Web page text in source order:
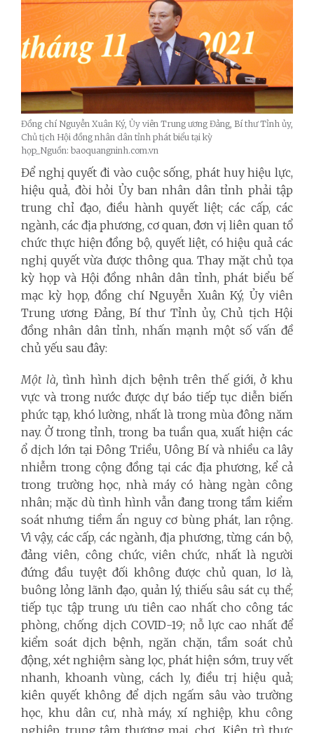
Đồng chí Nguyễn Xuân Ký, Ủy viên Trung ương Đảng, Bí thư Tỉnh ủy,
Chủ tịch Hội đồng nhân dân tỉnh phát biểu tại kỳ
họp_Nguồn: baoquangninh.com.vn
Để nghị quyết đi vào cuộc sống, phát huy hiệu lực,
hiệu quả, đòi hỏi Ủy ban nhân dân tỉnh phải tập
trung chỉ đạo, điều hành quyết liệt; các cấp, các
ngành, các địa phương, cơ quan, đơn vị liên quan tổ
chức thực hiện đồng bộ, quyết liệt, có hiệu quả các
nghị quyết vừa được thông qua. Thay mặt chủ tọa
kỳ họp và Hội đồng nhân dân tỉnh, phát biểu bế
mạc kỳ họp, đồng chí Nguyễn Xuân Ký, Ủy viên
Trung ương Đảng, Bí thư Tỉnh ủy, Chủ tịch Hội
đồng nhân dân tỉnh, nhấn mạnh một số vấn đề
chủ yếu sau đây:
Một là, tình hình dịch bệnh trên thế giới, ở khu
vực và trong nước được dự báo tiếp tục diễn biến
phức tạp, khó lường, nhất là trong mùa đông năm
nay. Ở trong tỉnh, trong ba tuần qua, xuất hiện các
ổ dịch lớn tại Đông Triều, Uông Bí và nhiều ca lây
nhiễm trong cộng đồng tại các địa phương, kể cả
trong trường học, nhà máy có hàng ngàn công
nhân; mặc dù tình hình vẫn đang trong tầm kiểm
soát nhưng tiềm ẩn nguy cơ bùng phát, lan rộng.
Vì vậy, các cấp, các ngành, địa phương, từng cán bộ,
đảng viên, công chức, viên chức, nhất là người
đứng đầu tuyệt đối không được chủ quan, lơ là,
buông lỏng lãnh đạo, quản lý, thiếu sâu sát cụ thể;
tiếp tục tập trung ưu tiên cao nhất cho công tác
phòng, chống dịch COVID-19; nỗ lực cao nhất để
kiểm soát dịch bệnh, ngăn chặn, tầm soát chủ
động, xét nghiệm sàng lọc, phát hiện sớm, truy vết
nhanh, khoanh vùng, cách ly, điều trị hiệu quả;
kiên quyết không để dịch ngấm sâu vào trường
học, khu dân cư, nhà máy, xí nghiệp, khu công
nghiệp, trung tâm thương mại, chợ... Kiên trì thực